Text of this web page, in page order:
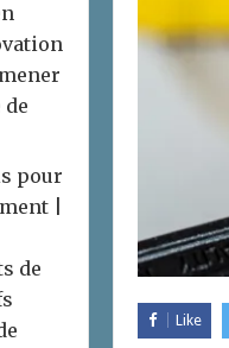
Like
pour
|
de